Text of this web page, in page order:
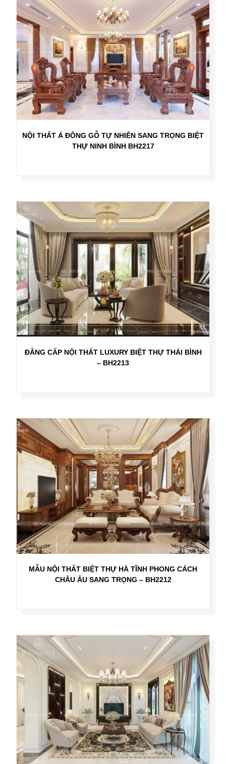
NỘI THẤT Á ĐÔNG GỖ TỰ NHIÊN SANG TRỌNG BIỆT
THỰ NINH BÌNH BH2217
ĐẲNG CẤP NỘI THẤT LUXURY BIỆT THỰ THÁI BÌNH
– BH2213
MẪU NỘI THẤT BIỆT THỰ HÀ TĨNH PHONG CÁCH
CHÂU ÂU SANG TRỌNG – BH2212